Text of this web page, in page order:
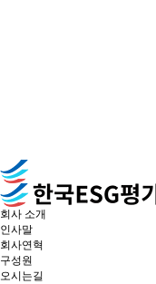
회사 소개
인사말
회사연혁
구성원
오시는길